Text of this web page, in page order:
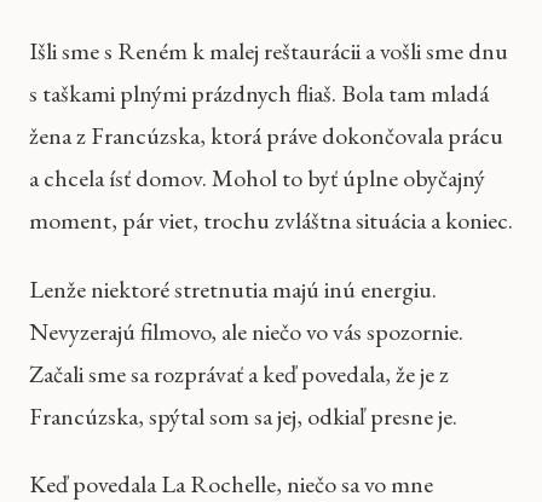
Išli sme s Reném k malej reštaurácii a vošli sme dnu
s taškami plnými prázdnych fliaš. Bola tam mladá
žena z Francúzska, ktorá práve dokončovala prácu
a chcela ísť domov. Mohol to byť úplne obyčajný
moment, pár viet, trochu zvláštna situácia a koniec.
Lenže niektoré stretnutia majú inú energiu.
Nevyzerajú filmovo, ale niečo vo vás spozornie.
Začali sme sa rozprávať a keď povedala, že je z
Francúzska, spýtal som sa jej, odkiaľ presne je.
Keď povedala La Rochelle, niečo sa vo mne